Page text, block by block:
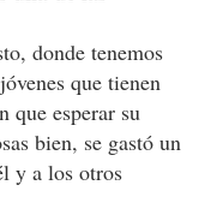
donde tenemos
que tienen
que esperar su
bien, se gastó un
y a los otros